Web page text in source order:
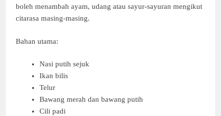
boleh menambah ayam, udang atau sayur-sayuran mengikut
citarasa masing-masing.
Bahan utama:
Nasi putih sejuk
Ikan bilis
Telur
Bawang merah dan bawang putih
Cili padi